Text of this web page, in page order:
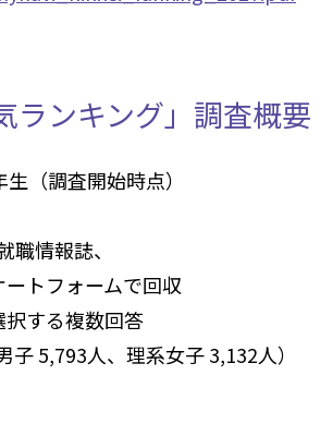
ランキング」調査概要
（調査開始時点）
情報誌、
トフォームで回収
する複数回答
5,793人、理系女子 3,132人）